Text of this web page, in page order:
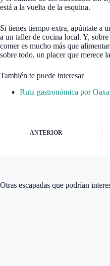
está a la vuelta de la esquina.
Si tienes tiempo extra, apúntate a
a un taller de cocina local. Y,
comer es mucho más que
sobre todo, un placer que merece
También te puede interesar
Ruta gastronómica por
ANTERIOR
Otras escapadas que podrían